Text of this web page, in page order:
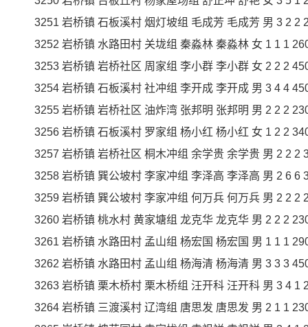
3251 岩桥镇 石板溪村 烟灯坡组 毛成芳 毛成芳 男 3 2 2
3252 岩桥镇 水路田村 关垅组 秦淼林 秦淼林 女 1 1 1
3253 岩桥镇 岩桥社区 周家组 李小群 李小群 女 2 2 2
3254 岩桥镇 石板溪村 社冲组 李开成 李开成 男 3 4 4
3255 岩桥镇 岩桥社区 油炸湾 张邦明 张邦明 男 2 2 2
3256 岩桥镇 石板溪村 罗家组 杨小红 杨小红 女 1 2 2
3257 岩桥镇 岩桥社区 桐木冲组 余学贵 余学贵 男 2 2 2
3258 岩桥镇 巽公坡村 李家冲组 李泽高 李泽高 男 2 6 6
3259 岩桥镇 巽公坡村 李家冲组 何万兵 何万兵 男 2 2 2
3260 岩桥镇 桃水村 黄家塘组 龙克华 龙克华 男 2 2 2
3261 岩桥镇 水路田村 孟山组 杨宏国 杨宏国 男 1 1 1
3262 岩桥镇 水路田村 孟山组 杨海清 杨海清 男 3 3 3
3263 岩桥镇 栗木桥村 栗木桥组 汪开科 汪开科 男 3 4 1
3264 岩桥镇 三渡溪村 辽湾组 唐思发 唐思发 男 2 1 1